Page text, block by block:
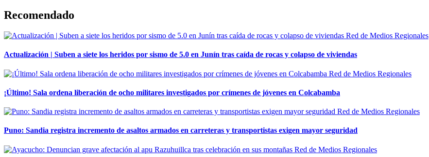
Recomendado
Red de Medios Regionales
Actualización | Suben a siete los heridos por sismo de 5.0 en Junín tras caída de rocas y colapso de viviendas
Red de Medios Regionales
¡Último! Sala ordena liberación de ocho militares investigados por crímenes de jóvenes en Colcabamba
Red de Medios Regionales
Puno: Sandia registra incremento de asaltos armados en carreteras y transportistas exigen mayor seguridad
Red de Medios Regionales